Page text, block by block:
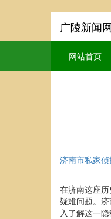
广陵新闻网
网站首页
济南市私家侦
在济南这座
疑难问题。
入了解这一隐